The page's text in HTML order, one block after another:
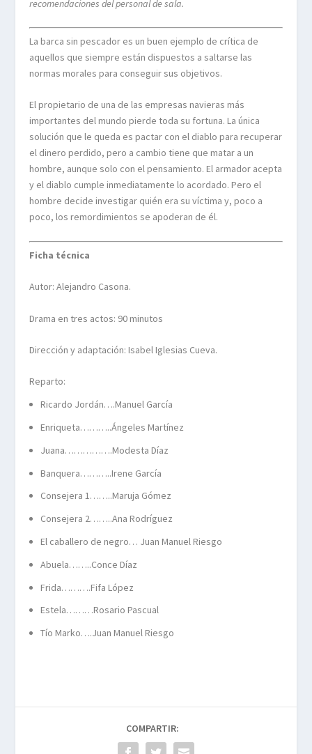
recomendaciones del personal de sala.
La barca sin pescador es un buen ejemplo de crítica de
aquellos que siempre están dispuestos a saltarse las
normas morales para conseguir sus objetivos.
El propietario de una de las empresas navieras más
importantes del mundo pierde toda su fortuna. La única
solución que le queda es pactar con el diablo para recuperar
el dinero perdido, pero a cambio tiene que matar a un
hombre, aunque solo con el pensamiento. El armador acepta
y el diablo cumple inmediatamente lo acordado. Pero el
hombre decide investigar quién era su víctima y, poco a
poco, los remordimientos se apoderan de él.
Ficha técnica
Autor: Alejandro Casona.
Drama en tres actos: 90 minutos
Dirección y adaptación: Isabel Iglesias Cueva.
Reparto:
Ricardo Jordán….Manuel García
Enriqueta………..Ángeles Martínez
Juana…………….Modesta Díaz
Banquera………..Irene García
Consejera 1……..Maruja Gómez
Consejera 2……..Ana Rodríguez
El caballero de negro… Juan Manuel Riesgo
Abuela……..Conce Díaz
Frida……….Fifa López
Estela………Rosario Pascual
Tío Marko….Juan Manuel Riesgo
COMPARTIR: